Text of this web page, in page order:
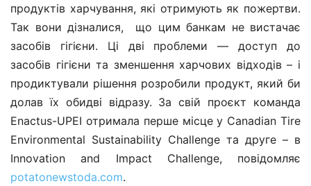
продуктів харчування, які отримують як пожертви.
Так вони дізналися, що цим банкам не вистачає
засобів гігієни. Ці дві проблеми — доступ до
засобів гігієни та зменшення харчових відходів – і
продиктували рішення розробили продукт, який би
долав їх обидві відразу. За свій проєкт команда
Enactus-UPEI отримала перше місце у Canadian Tire
Environmental Sustainability Challenge та друге – в
Innovation and Impact Challenge, повідомляє
potatonewstoda.com.